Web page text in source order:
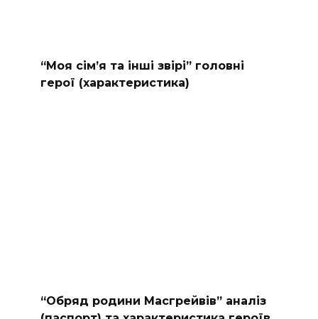
“Моя сімʼя та інші звірі” головні
герої (характеристика)
“Обряд родини Масгрейвів” аналіз